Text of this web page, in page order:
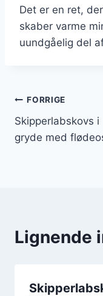
Det er en ret,
skaber varme
uundgåelig del
FORRIGE
Skipperlabskovs i
gryde med
Lignende